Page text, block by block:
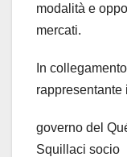
modalità e
mercati.
In
rappresentante
governo del
Squillaci socio